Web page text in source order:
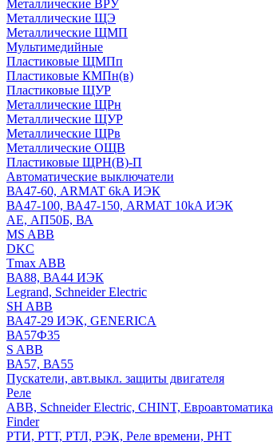
Металлические ВРУ
Металлические ЩЭ
Металлические ЩМП
Мультимедийные
Пластиковые ЩМПп
Пластиковые КМПн(в)
Пластиковые ЩУР
Металлические ЩРн
Металлические ЩУР
Металлические ЩРв
Металлические ОЩВ
Пластиковые ЩРН(В)-П
Автоматические выключатели
ВА47-60, ARMAT 6kA ИЭК
ВА47-100, ВА47-150, ARMAT 10kA ИЭК
АЕ, АП50Б, ВА
MS ABB
DKC
Tmax ABB
ВА88, ВА44 ИЭК
Legrand, Schneider Electric
SH ABB
ВА47-29 ИЭК, GENERICA
ВА57Ф35
S ABB
ВА57, ВА55
Пускатели, авт.выкл. защиты двигателя
Реле
ABB, Schneider Electric, CHINT, Евроавтоматика
Finder
РТИ, РТТ, РТЛ, РЭК, Реле времени, РНТ